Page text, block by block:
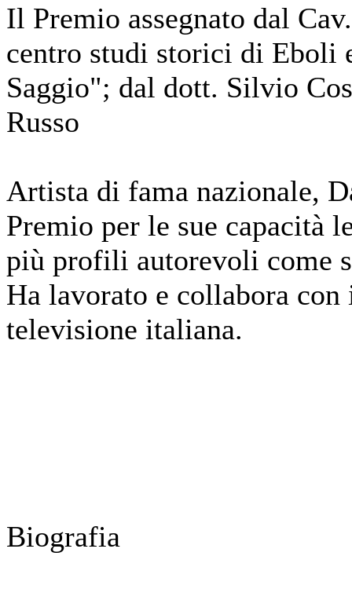
Il Premio assegnato dal
centro studi storici di Eboli
Saggio"; dal dott. Silvio
Russo
Artista di fama nazionale,
Premio per le sue capacità
più profili autorevoli come
Ha lavorato e collabora
televisione italiana.
Biografia